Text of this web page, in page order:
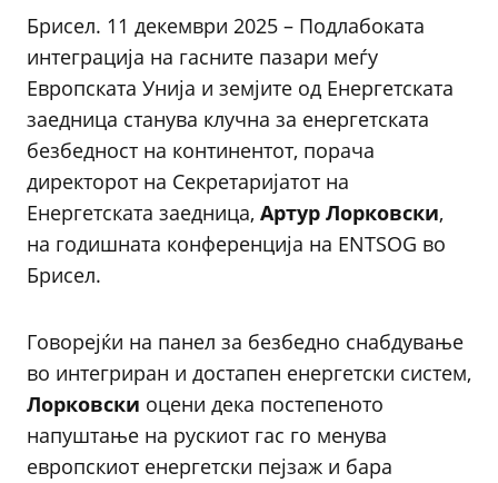
Брисел. 11 декември 2025 – Подлабоката
интеграција на гасните пазари меѓу
Европската Унија и земјите од Енергетската
заедница станува клучна за енергетската
безбедност на континентот, порача
директорот на Секретаријатот на
Енергетската заедница, Артур Лорковски,
на годишната конференција на ENTSOG во
Брисел.
Говорејќи на панел за безбедно снабдување
во интегриран и достапен енергетски систем,
Лорковски оцени дека постепеното
напуштање на рускиот гас го менува
европскиот енергетски пејзаж и бара